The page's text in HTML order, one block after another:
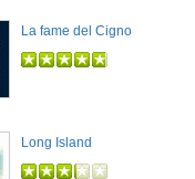
La fame del Cigno
Long Island